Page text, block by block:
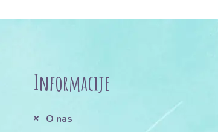
Informacije
O nas